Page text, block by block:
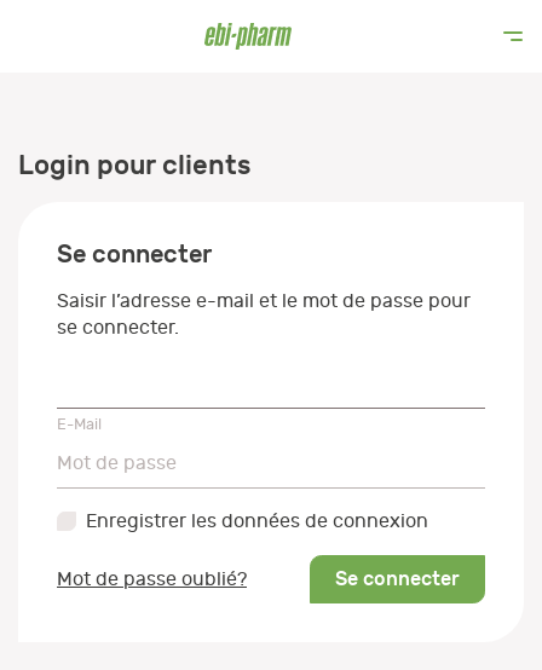
Login pour clients
Se connecter
Saisir l’adresse e-mail et le mot de passe pour
se connecter.
E-Mail
Mot de passe
Mot de passe
Enregistrer les données de connexion
Mot de passe oublié? Se connecter